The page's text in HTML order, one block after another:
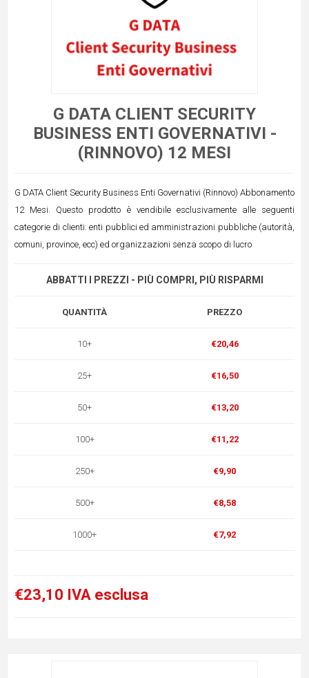
G DATA CLIENT SECURITY
BUSINESS ENTI GOVERNATIVI -
(RINNOVO) 12 MESI
G DATA Client Security Business Enti Governativi (Rinnovo) Abbonamento
12 Mesi. Questo prodotto è vendibile esclusivamente alle seguenti
categorie di clienti: enti pubblici ed amministrazioni pubbliche (autorità,
comuni, province, ecc) ed organizzazioni senza scopo di lucro
ABBATTI I PREZZI - PIÙ COMPRI, PIÙ RISPARMI
QUANTITÀ
10+
25+
50+
100+
250+
500+
1000+
PREZZO
€20,46
€16,50
€13,20
€11,22
€9,90
€8,58
€7,92
€23,10 IVA esclusa